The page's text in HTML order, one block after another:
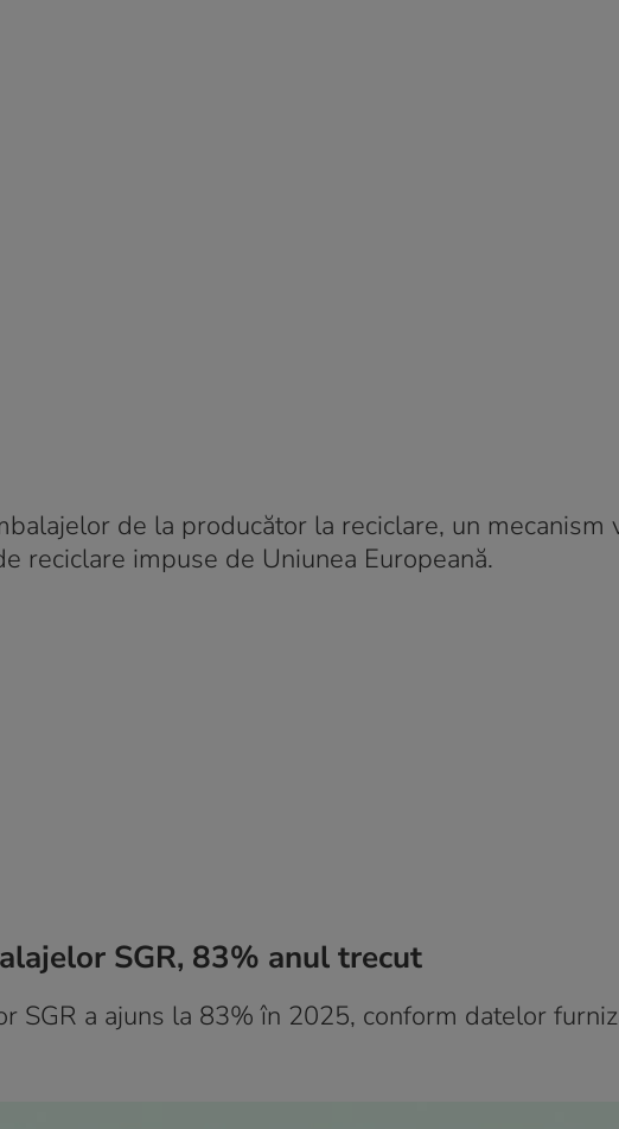
de la producător la reciclare, un mecanism
reciclare impuse de Uniunea Europeană.
SGR, 83% anul trecut
SGR a ajuns la 83% în 2025, conform datelor